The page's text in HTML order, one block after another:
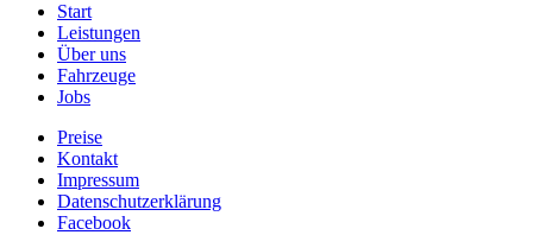
Start
Leistungen
Über uns
Fahrzeuge
Jobs
Preise
Kontakt
Impressum
Datenschutzerklärung
Facebook